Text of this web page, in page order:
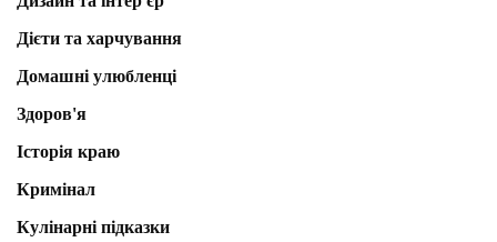
Дієти та харчування
Домашні улюбленці
Здоров'я
Історія краю
Кримінал
Кулінарні підказки